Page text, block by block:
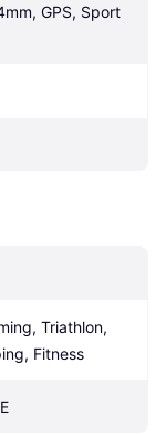
GPS, Sport
Triathlon,
Fitness